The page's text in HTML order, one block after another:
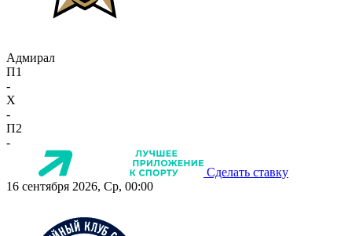
Адмирал
П1
-
X
-
П2
-
Сделать ставку
16 сентября 2026, Ср, 00:00